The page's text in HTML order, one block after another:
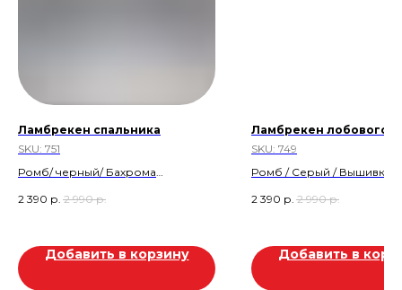
Ламбрекен спальника
SKU: 751
Ромб/ черный/ Бахрома
Скидка 600р
Тургай 2
2 390 р. 2 990 р.
Добавить в корзину
Ламбрекен лобового
SKU: 749
Ромб / Серый / Вышивка /
Скидка 20%
2 390 р. 2 990 р.
Добавить в